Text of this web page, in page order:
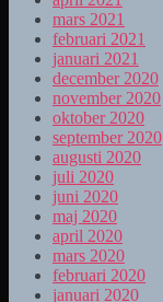
mars 2021
februari 2021
januari 2021
december 2020
november 2020
oktober 2020
september 2020
augusti 2020
juli 2020
juni 2020
maj 2020
april 2020
mars 2020
februari 2020
januari 2020